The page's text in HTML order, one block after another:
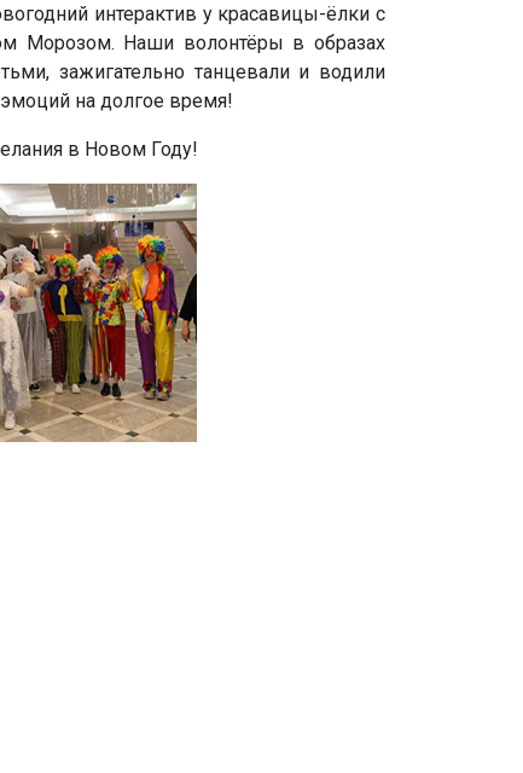
интерактив у красавицы-ёлки с
Морозом. Наши волонтёры в образах
зажигательно танцевали и водили
на долгое время!
в Новом Году!